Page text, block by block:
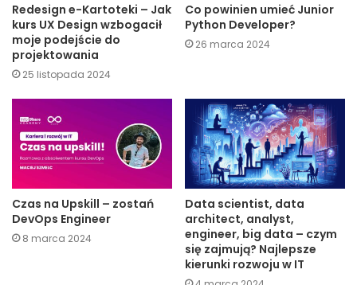
Redesign e-Kartoteki – Jak
kurs UX Design wzbogacił
moje podejście do
projektowania
25 listopada 2024
Co powinien umieć Junior
Python Developer?
26 marca 2024
Czas na Upskill – zostań
DevOps Engineer
8 marca 2024
Data scientist, data
architect, analyst,
engineer, big data – czym
się zajmują? Najlepsze
kierunki rozwoju w IT